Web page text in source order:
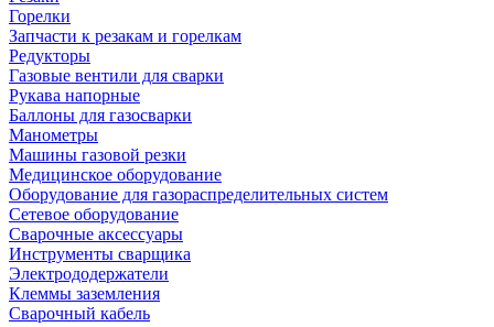
Горелки
Запчасти к резакам и горелкам
Редукторы
Газовые вентили для сварки
Рукава напорные
Баллоны для газосварки
Манометры
Машины газовой резки
Медицинское оборудование
Оборудование для газораспределительных систем
Сетевое оборудование
Сварочные аксессуары
Инструменты сварщика
Электрододержатели
Клеммы заземления
Сварочный кабель